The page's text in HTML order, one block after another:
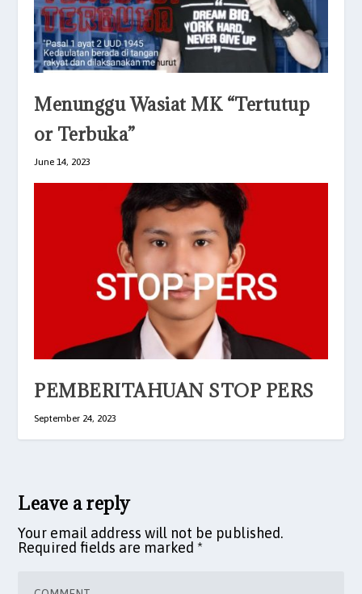
Menunggu Wasiat MK “Tertutup
or Terbuka”
June 14, 2023
PEMBERITAHUAN STOP PERS
September 24, 2023
Leave a reply
Your email address will not be published.
Required fields are marked *